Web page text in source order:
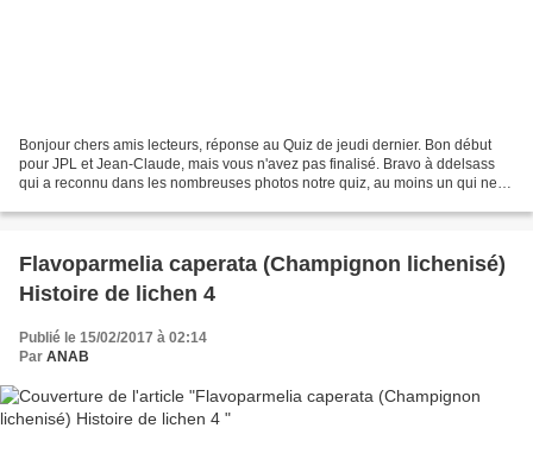
Bonjour chers amis lecteurs, réponse au Quiz de jeudi dernier. Bon début
pour JPL et Jean-Claude, mais vous n'avez pas finalisé. Bravo à ddelsass
qui a reconnu dans les nombreuses photos notre quiz, au moins un qui ne
Flavoparmelia caperata (Champignon lichenisé)
Histoire de lichen 4
Publié le 15/02/2017 à 02:14
Par ANAB